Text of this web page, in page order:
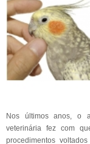
Nos últimos anos, o
veterinária fez com
procedimentos